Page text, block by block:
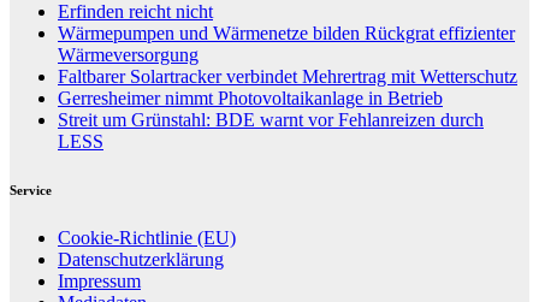
Erfinden reicht nicht
Wärmepumpen und Wärmenetze bilden Rückgrat effizienter
Wärmeversorgung
Faltbarer Solartracker verbindet Mehrertrag mit Wetterschutz
Gerresheimer nimmt Photovoltaikanlage in Betrieb
Streit um Grünstahl: BDE warnt vor Fehlanreizen durch
LESS
Service
Cookie-Richtlinie (EU)
Datenschutzerklärung
Impressum